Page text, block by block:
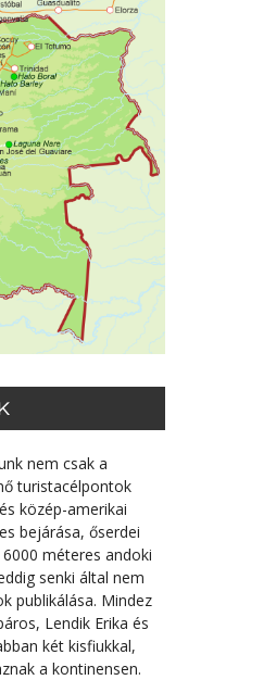
nem csak a
turistacélpontok
közép-amerikai
bejárása, őserdei
méteres andoki
senki által nem
publikálása. Mindez
Lendik Erika és
két kisfiukkal,
a kontinensen.